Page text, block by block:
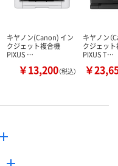
キヤノン(Canon) イン
クジェット複合機
PIXUS …
￥13,200（税込）
キヤノン（
クジェッ
PIXUS T…
￥